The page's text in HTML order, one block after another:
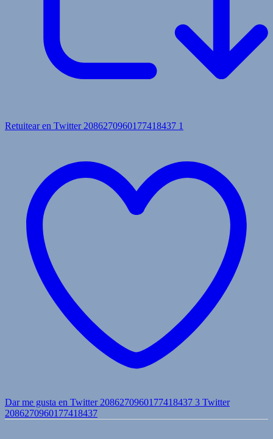
Retuitear en Twitter 2086270960177418437 1
Dar me gusta en Twitter 2086270960177418437 3 Twitter
2086270960177418437